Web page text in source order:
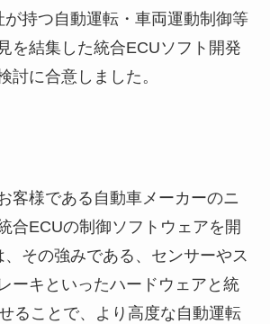
が持つ自動運転・車両運動制御等
を結集した統合ECUソフト開発
討に合意しました。
客様である自動車メーカーのニ
合ECUの制御ソフトウェアを開
その強みである、センサーやス
ーキといったハードウェアと統
ることで、より高度な自動運転